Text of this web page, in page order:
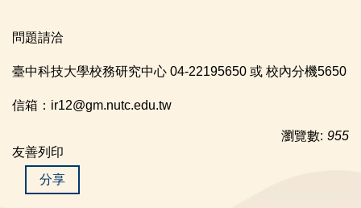
問題請洽
臺中科技大學校務研究中心 04-22195650 或 校內分機5650
信箱：ir12@gm.nutc.edu.tw
瀏覽數: 955
友善列印
分享